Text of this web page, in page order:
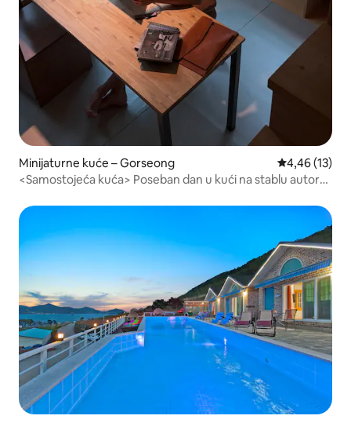
Minijaturne kuće – Gorseong Prosječna
4,46 (13)
<Samostojeća kuća> Poseban dan u kući na stablu autora